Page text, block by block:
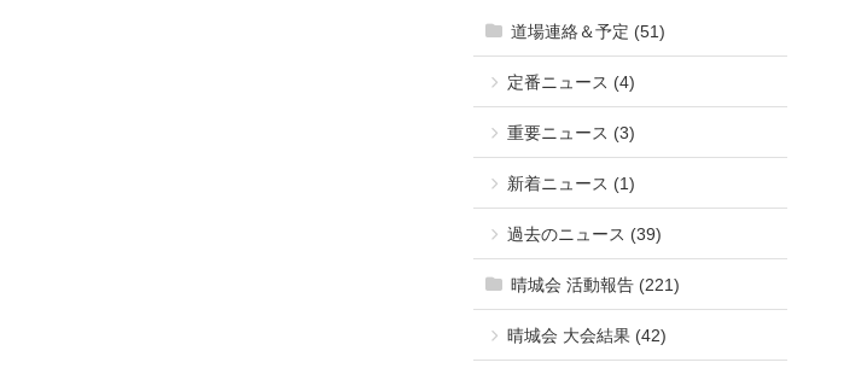
道場連絡＆予定 (51)
定番ニュース (4)
重要ニュース (3)
新着ニュース (1)
過去のニュース (39)
晴城会 活動報告 (221)
晴城会 大会結果 (42)